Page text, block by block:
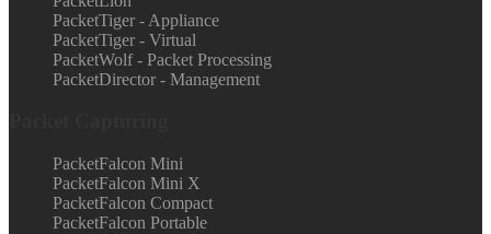
PacketTiger - Appliance
PacketTiger - Virtual
PacketWolf - Packet Processing
PacketDirector - Management
PacketFalcon Mini
PacketFalcon Mini X
PacketFalcon Compact
PacketFalcon Portable